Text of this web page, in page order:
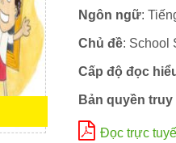
Ngôn ngữ:
Chủ đề: School
Cấp độ đọc
Bản quyền truy
Đọc trực